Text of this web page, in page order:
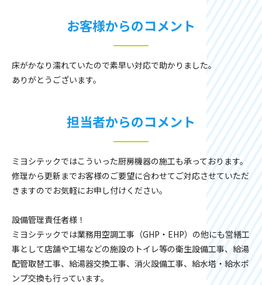
お客様からのコメント
床がかなり濡れていたので素早い対応で助かりました。
ありがとうございます。
担当者からのコメント
ミヨシテックではこういった厨房機器の施工も承っております。
修理から更新までお客様のご要望に合わせてご対応させていただ
きますのでお気軽にお申し付けください。
設備管理責任者様！
ミヨシテックでは業務用空調工事（GHP・EHP）の他にも営繕工
事として店舗や工場などの施設のトイレ等の衛生設備工事、給湯
配管取替工事、給湯器交換工事、消火設備工事、給水塔・給水ポ
ンプ交換も行っています。